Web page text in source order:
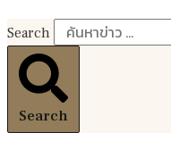
Search
Search